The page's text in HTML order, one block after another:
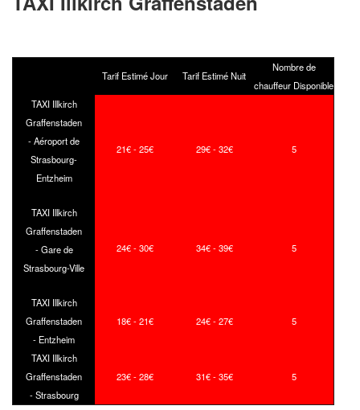
Tarif Estimé Jour Tarif Estimé Nuit
Nombre de
chauffeur Disponible
TAXI Illkirch
Graffenstaden
- Aéroport de
Strasbourg-
Entzheim
21€ - 25€ 29€ - 32€ 5
TAXI Illkirch
Graffenstaden
- Gare de
Strasbourg-Ville
24€ - 30€ 34€ - 39€ 5
TAXI Illkirch
Graffenstaden
- Entzheim
18€ - 21€ 24€ - 27€ 5
TAXI Illkirch
Graffenstaden
- Strasbourg
23€ - 28€ 31€ - 35€ 5